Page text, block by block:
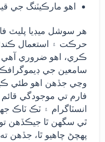
اهو مارڪيٽنگ جي
هر سوشل ميڊيا پليٽ
حرڪت ۽ استعمال ڪندڙ
ڪري، اهو ضروري آهي
سامعين جي
وڃي جڏهن اهو طئي
فارم تي موجودگي
انسٽاگرام ۽ ٽڪ ٽاڪ
ٿي سگهن ٿا جيڪڏهن